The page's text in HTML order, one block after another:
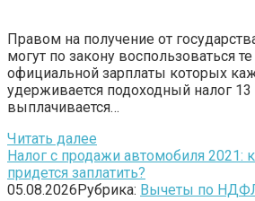
Правом на получение от
могут по закону воспользоваться
официальной зарплаты которых
удерживается подоходный налог 13
выплачивается…
Читать далее
Налог с продажи автомобиля
придется заплатить?
05.08.2026Рубрика: Вычеты по